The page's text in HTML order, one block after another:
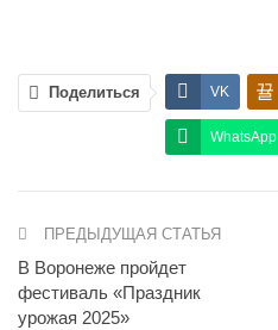
Поделиться VK
WhatsApp
ПРЕДЫДУЩАЯ СТАТЬЯ
В Воронеже пройдет
фестиваль «Праздник
урожая 2025»